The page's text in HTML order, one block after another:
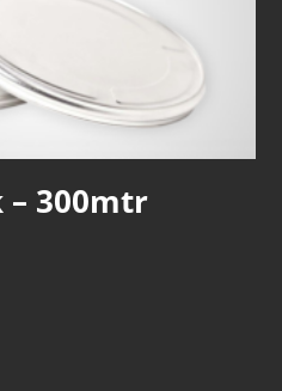
300mtr